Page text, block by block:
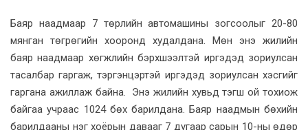
Баяр наадмаар 7 төрлийн автомашины зогсоолыг 20-80
мянган төгрөгийн хооронд худалдана. Мөн энэ жилийн
баяр наадмаар хөгжлийн бэрхшээлтэй иргэдэд зориулсан
тасалбар гаргаж, тэргэнцэртэй иргэдэд зориулсан хэсгийг
гаргана ажиллаж байна. Энэ жилийн хувьд тэгш ой тохиож
байгаа учраас 1024 бөх барилдана. Баяр наадмын бөхийн
барилдааны нэг хоёрын давааг 7 дугаар сарын 10-ны өдөр